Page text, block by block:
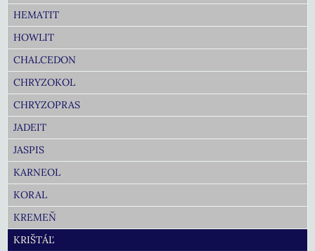
HEMATIT
HOWLIT
CHALCEDON
CHRYZOKOL
CHRYZOPRAS
JADEIT
JASPIS
KARNEOL
KORAL
KREMEŇ
KRIŠTÁĽ